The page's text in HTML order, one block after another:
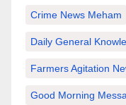
Crime News Meham
Daily General
Farmers Agitation
Good Morning